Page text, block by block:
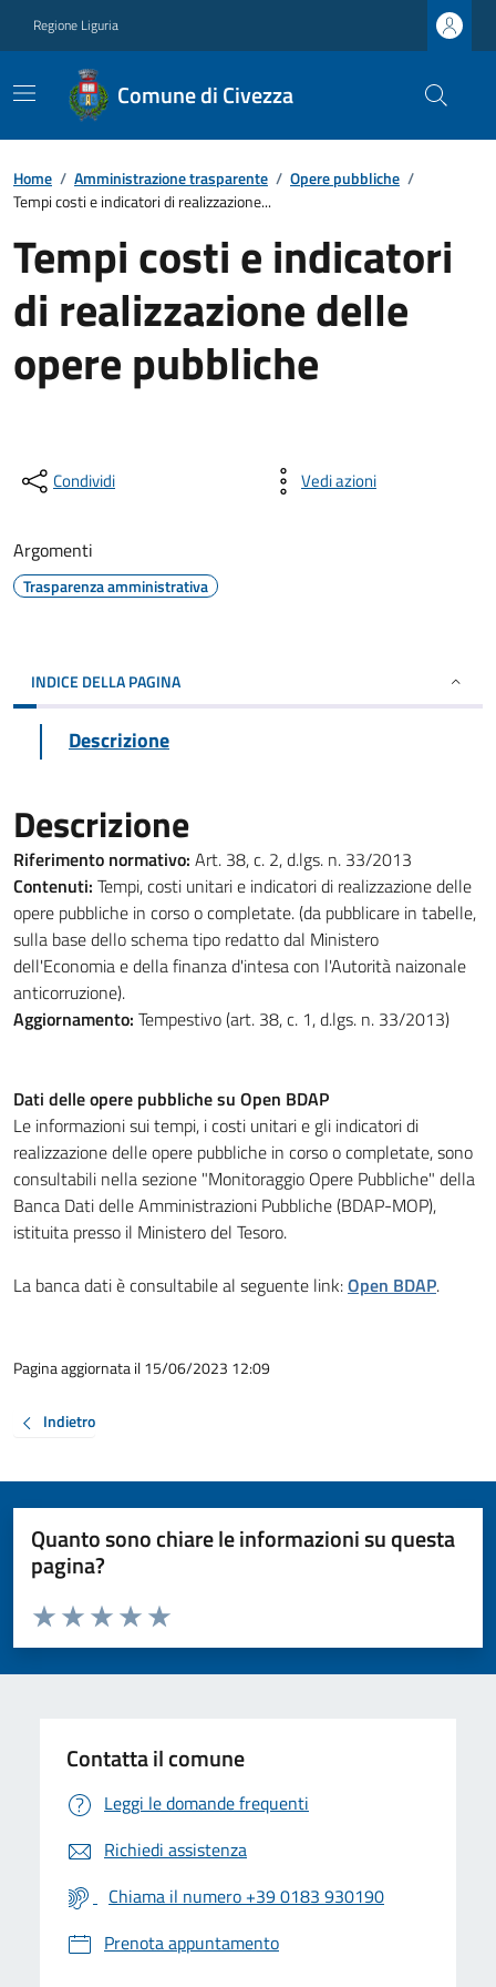
Regione Liguria
Comune di Civezza
Home / Amministrazione trasparente / Opere pubbliche /
Tempi costi e indicatori di realizzazione...
Tempi costi e indicatori
di realizzazione delle
opere pubbliche
Condividi Vedi azioni
Argomenti
Trasparenza amministrativa
INDICE DELLA PAGINA
Descrizione
Descrizione
Riferimento normativo: Art. 38, c. 2, d.lgs. n. 33/2013
Contenuti: Tempi, costi unitari e indicatori di realizzazione delle
opere pubbliche in corso o completate. (da pubblicare in tabelle,
sulla base dello schema tipo redatto dal Ministero
dell'Economia e della finanza d'intesa con l'Autorità naizonale
anticorruzione).
Aggiornamento: Tempestivo (art. 38, c. 1, d.lgs. n. 33/2013)
Dati delle opere pubbliche su Open BDAP
Le informazioni sui tempi, i costi unitari e gli indicatori di
realizzazione delle opere pubbliche in corso o completate, sono
consultabili nella sezione "Monitoraggio Opere Pubbliche" della
Banca Dati delle Amministrazioni Pubbliche (BDAP-MOP),
istituita presso il Ministero del Tesoro.
La banca dati è consultabile al seguente link:Open BDAP.
Pagina aggiornata il 15/06/2023 12:09
Indietro
Quanto sono chiare le informazioni su questa
pagina?
Valuta da 1 a 5 stelle la pagina
Valuta 5 stelle su 5
Valuta 4 stelle su 5
Valuta 3 stelle su 5
Valuta 2 stelle su 5
Valuta 1 stelle su 5
Contatta il comune
Leggi le domande frequenti
Richiedi assistenza
Chiama il numero +39 0183 930190
Prenota appuntamento